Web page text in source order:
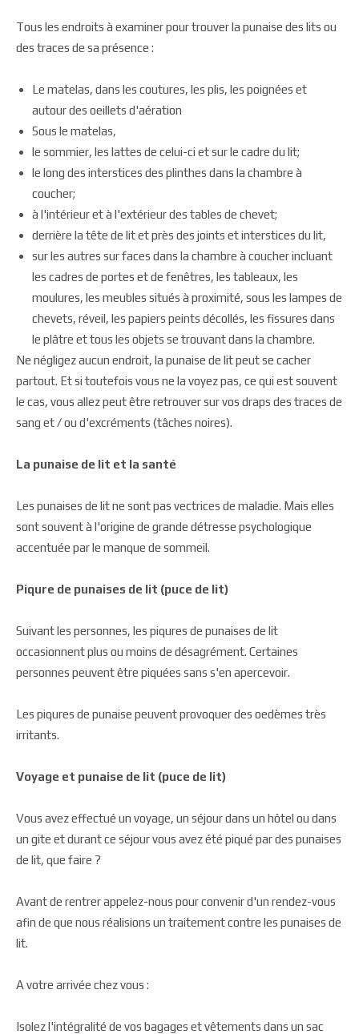
Tous les endroits à examiner pour trouver la punaise des lits ou
des traces de sa présence :
Le matelas, dans les coutures, les plis, les poignées et
autour des oeillets d'aération
Sous le matelas,
le sommier, les lattes de celui-ci et sur le cadre du lit;
le long des interstices des plinthes dans la chambre à
coucher;
à l'intérieur et à l'extérieur des tables de chevet;
derrière la tête de lit et près des joints et interstices du lit,
sur les autres sur faces dans la chambre à coucher incluant
les cadres de portes et de fenêtres, les tableaux, les
moulures, les meubles situés à proximité, sous les lampes de
chevets, réveil, les papiers peints décollés, les fissures dans
le plâtre et tous les objets se trouvant dans la chambre.
Ne négligez aucun endroit, la punaise de lit peut se cacher
partout. Et si toutefois vous ne la voyez pas, ce qui est souvent
le cas, vous allez peut être retrouver sur vos draps des traces de
sang et / ou d'excréments (tâches noires).
La punaise de lit et la santé
Les punaises de lit ne sont pas vectrices de maladie. Mais elles
sont souvent à l'origine de grande détresse psychologique
accentuée par le manque de sommeil.
Piqure de punaises de lit (puce de lit)
Suivant les personnes, les piqures de punaises de lit
occasionnent plus ou moins de désagrément. Certaines
personnes peuvent être piquées sans s'en apercevoir.
Les piqures de punaise peuvent provoquer des oedèmes très
irritants.
Voyage et punaise de lit (puce de lit)
Vous avez effectué un voyage, un séjour dans un hôtel ou dans
un gite et durant ce séjour vous avez été piqué par des punaises
de lit, que faire ?
Avant de rentrer appelez-nous pour convenir d'un rendez-vous
afin de que nous réalisions un traitement contre les punaises de
lit.
A votre arrivée chez vous :
Isolez l'intégralité de vos bagages et vêtements dans un sac